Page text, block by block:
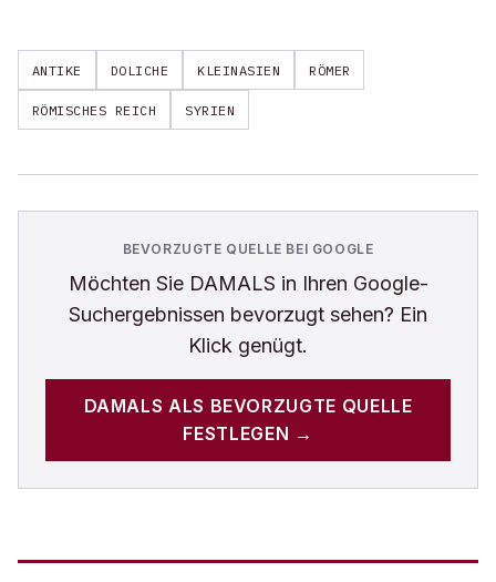
ANTIKE DOLICHE KLEINASIEN RÖMER
RÖMISCHES REICH SYRIEN
BEVORZUGTE QUELLE BEI GOOGLE
Möchten Sie DAMALS in Ihren Google-
Suchergebnissen bevorzugt sehen? Ein
Klick genügt.
DAMALS ALS BEVORZUGTE QUELLE
FESTLEGEN →